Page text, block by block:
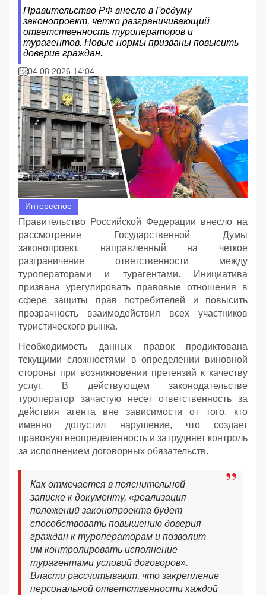
Правительство РФ внесло в Госдуму
законопроект, четко разграничивающий
ответственность туроператоров и
турагентов. Новые нормы призваны повысить
доверие граждан.
04.08.2026 14:04
Интересное
Правительство Российской Федерации внесло на
рассмотрение Государственной Думы
законопроект, направленный на четкое
разграничение ответственности между
туроператорами и турагентами. Инициатива
призвана урегулировать правовые отношения в
сфере защиты прав потребителей и повысить
прозрачность взаимодействия всех участников
туристического рынка.
Необходимость данных правок продиктована
текущими сложностями в определении виновной
стороны при возникновении претензий к качеству
услуг. В действующем законодательстве
туроператор зачастую несет ответственность за
действия агента вне зависимости от того, кто
именно допустил нарушение, что создает
правовую неопределенность и затрудняет контроль
за исполнением договорных обязательств.
Как отмечается в пояснительной
записке к документу, «реализация
положений законопроекта будет
способствовать повышению доверия
граждан к туроператорам и позволит
им контролировать исполнение
турагентами условий договоров».
Власти рассчитывают, что закрепление
персональной ответственности каждой